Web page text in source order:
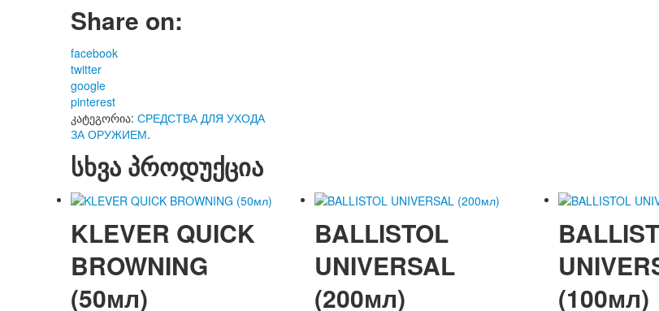
Share on:
facebook
twitter
google
pinterest
კატეგორია: СРЕДСТВА ДЛЯ УХОДА
ЗА ОРУЖИЕМ.
სხვა პროდუქცია
KLEVER QUICK
BROWNING
(50мл)
BALLISTOL
UNIVERSAL
(200мл)
(100мл)